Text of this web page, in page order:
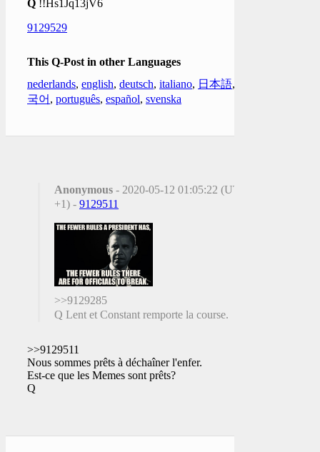
Q !!Hs1Jq13jV6
9129529
This Q-Post in other Languages
nederlands, english, deutsch, italiano, 日本語,
국어 , português, español, svenska
Anonymous - 2020-05-12 01:05:22 (UTC
+1) - 9129511
>>9129285
Q Lent et Constant remporte la course.
>>9129511
Nous sommes prêts à déchaîner l'enfer.
Est-ce que les Memes sont prêts?
Q